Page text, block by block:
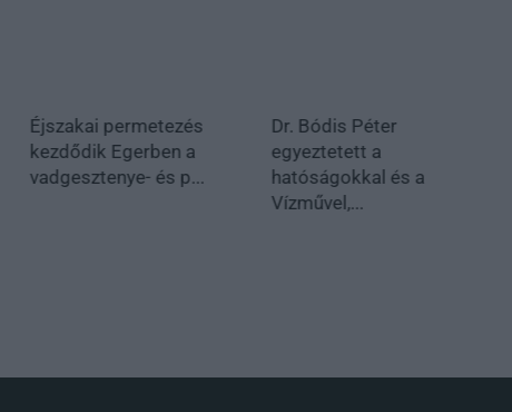
Éjszakai permetezés
kezdődik Egerben a
vadgesztenye- és p...
Dr. Bódis Péter
egyeztetett a
hatóságokkal és a
Vízművel,...